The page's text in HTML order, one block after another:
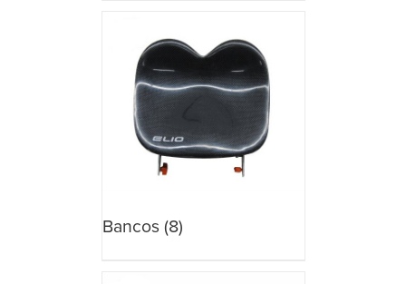
Bancos (8)